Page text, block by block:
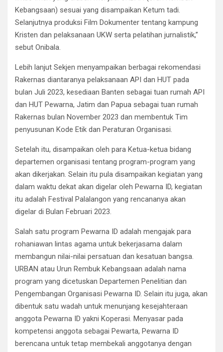
Kebangsaan) sesuai yang disampaikan Ketum tadi.
Selanjutnya produksi Film Dokumenter tentang kampung
Kristen dan pelaksanaan UKW serta pelatihan jurnalistik,”
sebut Onibala.
Lebih lanjut Sekjen menyampaikan berbagai rekomendasi
Rakernas diantaranya pelaksanaan API dan HUT pada
bulan Juli 2023, kesediaan Banten sebagai tuan rumah API
dan HUT Pewarna, Jatim dan Papua sebagai tuan rumah
Rakernas bulan November 2023 dan membentuk Tim
penyusunan Kode Etik dan Peraturan Organisasi.
Setelah itu, disampaikan oleh para Ketua-ketua bidang
departemen organisasi tentang program-program yang
akan dikerjakan. Selain itu pula disampaikan kegiatan yang
dalam waktu dekat akan digelar oleh Pewarna ID, kegiatan
itu adalah Festival Palalangon yang rencananya akan
digelar di Bulan Februari 2023.
Salah satu program Pewarna ID adalah mengajak para
rohaniawan lintas agama untuk bekerjasama dalam
membangun nilai-nilai persatuan dan kesatuan bangsa.
URBAN atau Urun Rembuk Kebangsaan adalah nama
program yang dicetuskan Departemen Penelitian dan
Pengembangan Organisasi Pewarna ID. Selain itu juga, akan
dibentuk satu wadah untuk menunjang kesejahteraan
anggota Pewarna ID yakni Koperasi. Menyasar pada
kompetensi anggota sebagai Pewarta, Pewarna ID
berencana untuk tetap membekali anggotanya dengan